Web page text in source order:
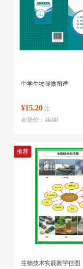
中学生物显微图谱
¥15.20 元
市场价：16.00
推荐
生物技术实践教学挂图